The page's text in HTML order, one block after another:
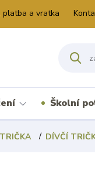
platba a vratka
Školní
DÍVČÍ